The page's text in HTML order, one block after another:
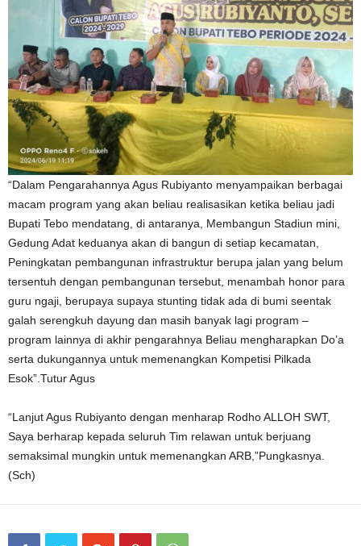
“Dalam Pengarahannya Agus Rubiyanto menyampaikan berbagai
macam program yang akan beliau realisasikan ketika beliau jadi
Bupati Tebo mendatang, di antaranya, Membangun Stadiun mini,
Gedung Adat keduanya akan di bangun di setiap kecamatan,
Peningkatan pembangunan infrastruktur berupa jalan yang belum
tersentuh dengan pembangunan tersebut, menambah honor para
guru ngaji, berupaya supaya stunting tidak ada di bumi seentak
galah serengkuh dayung dan masih banyak lagi program –
program lainnya di akhir pengarahnya Beliau mengharapkan Do’a
serta dukungannya untuk memenangkan Kompetisi Pilkada
Esok”.Tutur Agus
“Lanjut Agus Rubiyanto dengan menharap Rodho ALLOH SWT,
Saya berharap kepada seluruh Tim relawan untuk berjuang
semaksimal mungkin untuk memenangkan ARB,”Pungkasnya.
(Sch)